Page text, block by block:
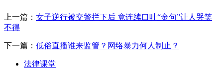
上一篇： 女子逆行被交警拦下后 竟连续口吐“金句”让人哭笑
不得
下一篇： 低俗直播谁来监管？网络暴力何人制止？
法律课堂